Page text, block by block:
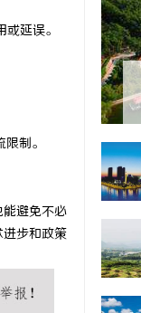
延误。
制。
能避免不必
步和政策